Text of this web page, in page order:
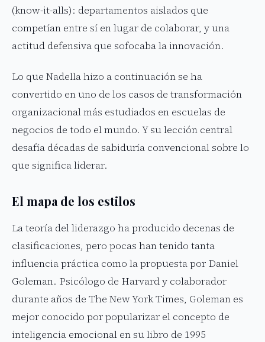
(know-it-alls): departamentos aislados que
competían entre sí en lugar de colaborar, y una
actitud defensiva que sofocaba la innovación.
Lo que Nadella hizo a continuación se ha
convertido en uno de los casos de transformación
organizacional más estudiados en escuelas de
negocios de todo el mundo. Y su lección central
desafía décadas de sabiduría convencional sobre lo
que significa liderar.
El mapa de los estilos
La teoría del liderazgo ha producido decenas de
clasificaciones, pero pocas han tenido tanta
influencia práctica como la propuesta por Daniel
Goleman. Psicólogo de Harvard y colaborador
durante años de The New York Times, Goleman es
mejor conocido por popularizar el concepto de
inteligencia emocional en su libro de 1995